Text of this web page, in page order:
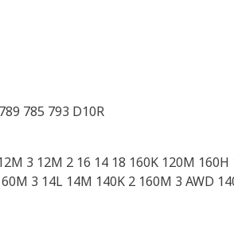
785 793 D10R
3 12M 2 16 14 18 160K 120M
3 14L 14M 140K 2 160M 3 AWD